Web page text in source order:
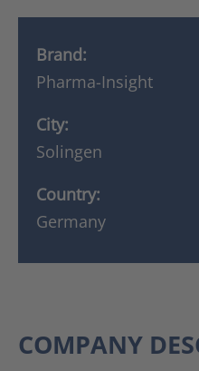
Brand:
Pharma-Insight
City:
Solingen
Country:
Germany
COMPANY